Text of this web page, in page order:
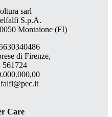
sarl
S.p.A.
Montaione (FI)
di Firenze,
Care